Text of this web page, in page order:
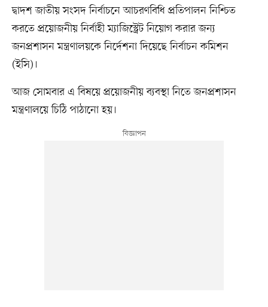
দ্বাদশ জাতীয় সংসদ নির্বাচনে আচরণবিধি প্রতিপালন নিশ্চিত
করতে প্রয়োজনীয় নির্বাহী ম্যাজিস্ট্রেট‍ নিয়োগ করার জন্য
জনপ্রশাসন মন্ত্রণালয়কে নির্দেশনা দিয়েছে নির্বাচন কমিশন
(ইসি)।
আজ সোমবার এ বিষয়ে প্রয়োজনীয় ব্যবস্থা নিতে জনপ্রশাসন
মন্ত্রণালয়ে চিঠি পাঠানো হয়।